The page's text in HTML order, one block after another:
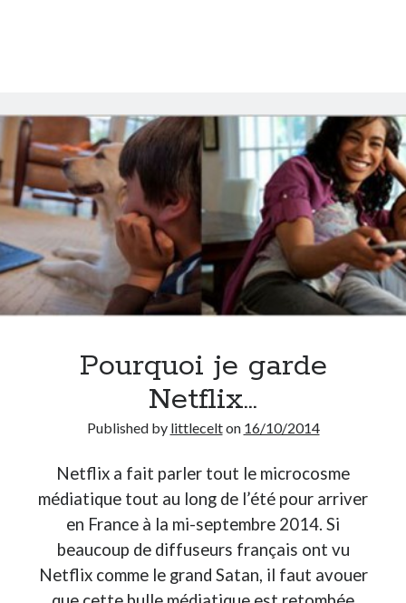
Pourquoi je garde
Netflix…
Published by littlecelton 16/10/2014
Netflix a fait parler tout le microcosme
médiatique tout au long de l’été pour arriver
en France à la mi-septembre 2014. Si
beaucoup de diffuseurs français ont vu
Netflix comme le grand Satan, il faut avouer